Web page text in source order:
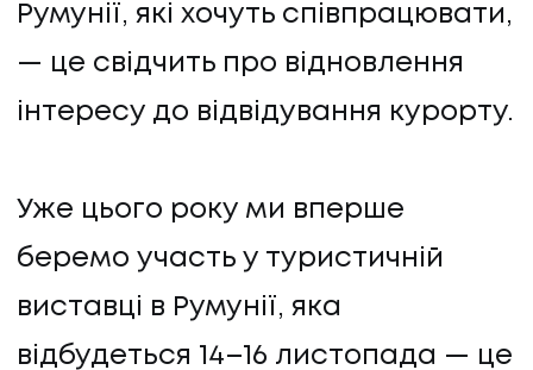
Румунії, які хочуть співпрацювати,
— це свідчить про відновлення
інтересу до відвідування курорту.
Уже цього року ми вперше
беремо участь у туристичній
виставці в Румунії, яка
відбудеться 14–16 листопада — це